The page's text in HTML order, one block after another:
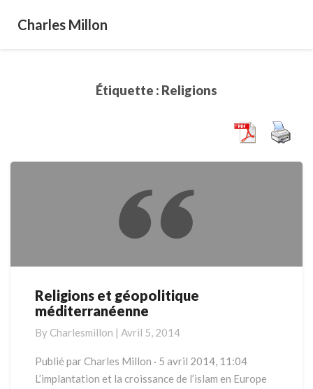
Charles Millon
Étiquette : Religions
Religions
et
méditerranéenne
Religions et géopolitique
méditerranéenne
By Charlesmillon | Avril 5, 2014
Publié par Charles Millon · 5 avril 2014, 11:04
L’implantation et la croissance de l’islam en Europe